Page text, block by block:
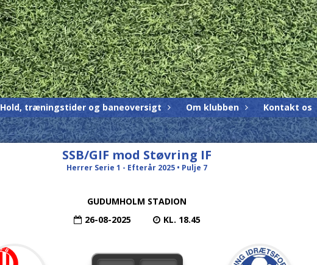
Hold, træningstider og baneoversigt Om klubben Kontakt os
SSB/GIF mod Støvring IF
Herrer Serie 1 - Efterår 2025 • Pulje 7
GUDUMHOLM STADION
26-08-2025
KL. 18.45